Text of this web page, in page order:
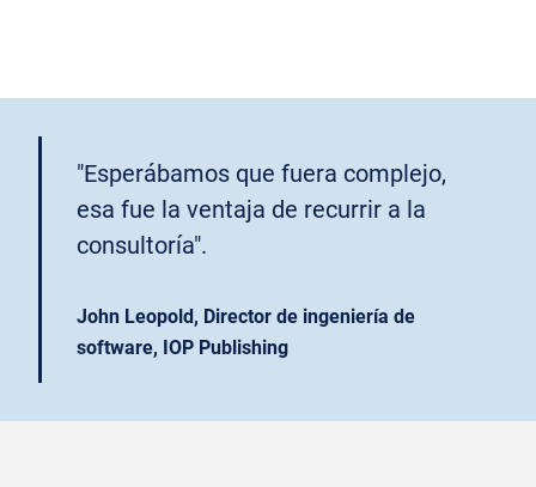
"Esperábamos que fuera complejo,
esa fue la ventaja de recurrir a la
consultoría".
John Leopold, Director de ingeniería de
software, IOP Publishing